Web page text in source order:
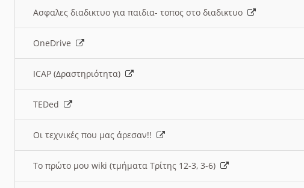
Ασφαλες διαδικτυο για παιδια- τοπος στο διαδικτυο
OneDrive
ICAP (Δραστηριότητα)
TEDed
Οι τεχνικές που μας άρεσαν!!
Το πρώτο μου wiki (τμήματα Τρίτης 12-3, 3-6)